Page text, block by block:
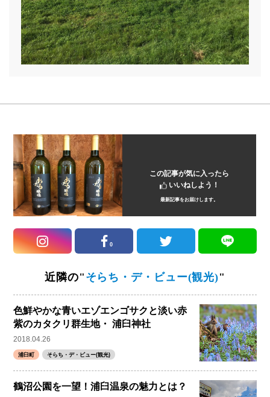
この記事が気に入ったら
いいねしよう！
最新記事をお届けします。
0
近隣の" そらち・デ・ビュー(観光)"
色鮮やかな青いエゾエンゴサクと淡い赤
紫のカタクリ群生地・ 浦臼神社
2018.04.26
浦臼町 そらち・デ・ビュー(観光)
鶴沼公園を一望！浦臼温泉の魅力とは？